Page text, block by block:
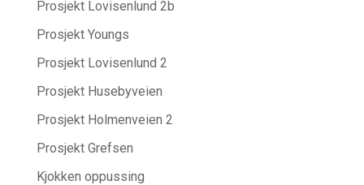
Prosjekt Lovisenlund 2b
Prosjekt Youngs
Prosjekt Lovisenlund 2
Prosjekt Husebyveien
Prosjekt Holmenveien 2
Prosjekt Grefsen
Kjokken oppussing